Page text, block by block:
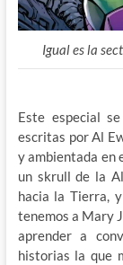
Igual es la
Este especial
escritas por Al
y ambientada en
un skrull de la
hacia la Tierra,
tenemos a Mary
aprender a
historias la que